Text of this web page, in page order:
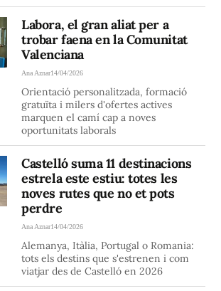
Labora, el gran aliat per a
trobar faena en la Comunitat
Valenciana
Ana Aznar14/04/2026
Orientació personalitzada, formació
gratuïta i milers d'ofertes actives
marquen el camí cap a noves
oportunitats laborals
Castelló suma 11 destinacions
estrela este estiu: totes les
noves rutes que no et pots
perdre
Ana Aznar14/04/2026
Alemanya, Itàlia, Portugal o Romania:
tots els destins que s'estrenen i com
viatjar des de Castelló en 2026